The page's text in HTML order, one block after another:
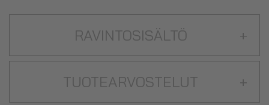
RAVINTOSISÄLTÖ +
TUOTEARVOSTELUT +